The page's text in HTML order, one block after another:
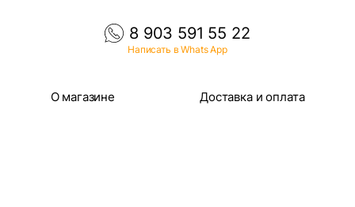
8 903 591 55 22
Написать в Whats App
О магазине Доставка и оплата